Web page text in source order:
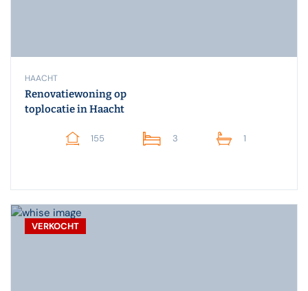
HAACHT
Renovatiewoning op
toplocatie in Haacht
155 3 1
VERKOCHT